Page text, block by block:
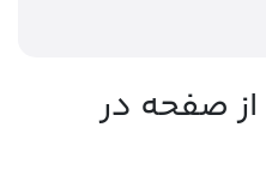
از صفحه در